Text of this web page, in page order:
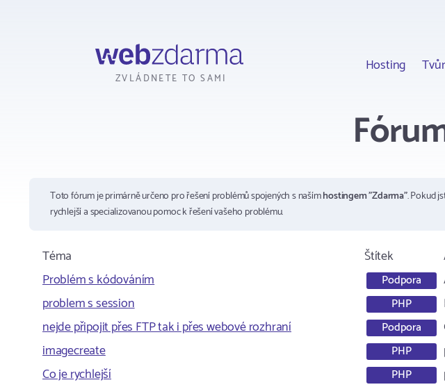
ZVLÁDNETE TO SAMI
Hosting
Toto fórum je primárně určeno pro řešení problémů spojených s našímhostingem "Zdarma". Pokud
rychlejší a specializovanou pomoc k řešení vašeho problému.
Téma Štítek
Problém s kódováním
Podpora
problem s session
PHP
nejde připojit přes FTP tak i přes webové rozhraní
Podpora
imagecreate
PHP
Co je rychlejší
PHP